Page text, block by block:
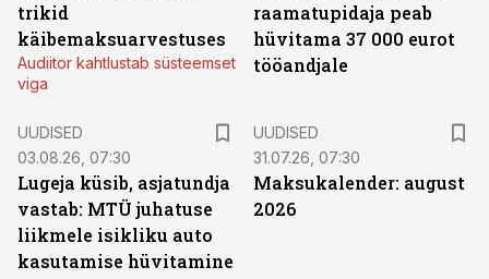
trikid
käibemaksuarvestuses
Audiitor kahtlustab süsteemset
viga
raamatupidaja peab
hüvitama 37 000 eurot
tööandjale
UUDISED
03.08.26, 07:30
Lugeja küsib, asjatundja
vastab: MTÜ juhatuse
liikmele isikliku auto
kasutamise hüvitamine
UUDISED
31.07.26, 07:30
Maksukalender: august
2026